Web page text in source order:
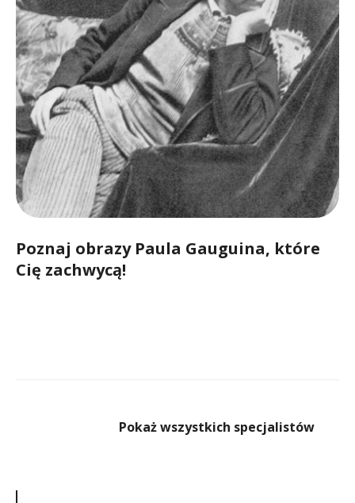
Poznaj obrazy Paula Gauguina, które
Cię zachwycą!
Pokaż wszystkich specjalistów